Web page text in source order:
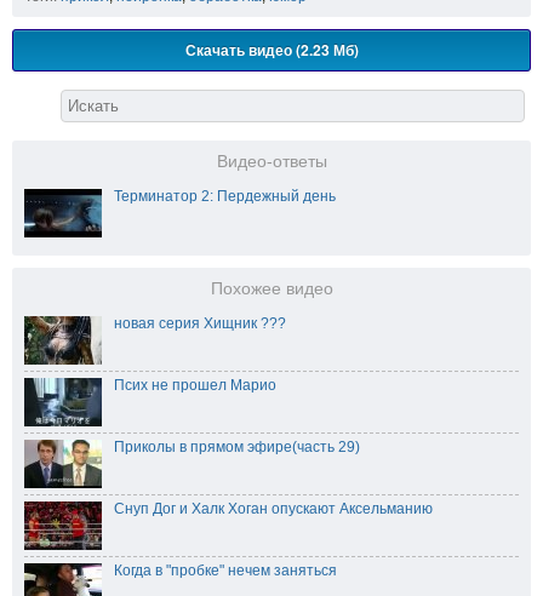
Скачать видео (2.23 Мб)
Видео-ответы
Терминатор 2: Пердежный день
Похожее видео
новая серия Хищник ???
Псих не прошел Марио
Приколы в прямом эфире(часть 29)
Снуп Дог и Халк Хоган опускают Аксельманию
Когда в "пробке" нечем заняться